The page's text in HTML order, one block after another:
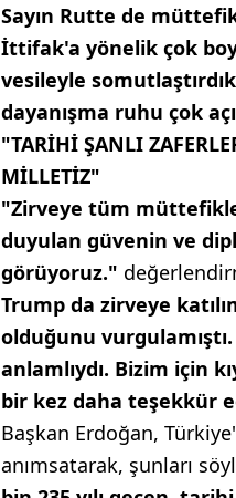
Sayın Rutte de
İttifak'a yönelik çok
vesileyle
dayanışma ruhu çok
"TARİHİ ŞANLI
MİLLETİZ"
"Zirveye tüm
duyulan güvenin ve
görüyoruz."
Trump da zirveye
olduğunu
anlamlıydı. Bizim için
bir kez daha teşekkür
Başkan Erdoğan,
anımsatarak, şunları